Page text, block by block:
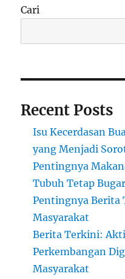
Cari
Recent Posts
Isu Kecerdasan
yang Menjadi
Pentingnya
Tubuh Tetap Bugar
Pentingnya Berita
Masyarakat
Berita Terkini:
Perkembangan
Masyarakat